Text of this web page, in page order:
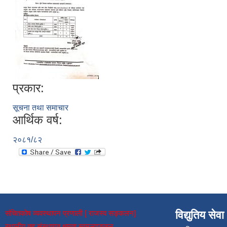
प्रकार:
सूचना तथा समाचार
आर्थिक वर्ष:
२०८१/८२
संचितकोष व्यवस्थापन प्रणाली [ राजस्व सङ्कलन]
विद्युतिय सेवा